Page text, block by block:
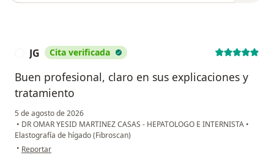
JG Cita verificada
Buen profesional, claro en sus explicaciones y
tratamiento
5 de agosto de 2026
• DR OMAR YESID MARTINEZ CASAS - HEPATOLOGO E INTERNISTA •
Elastografía de hígado (Fibroscan)
• en opinión del usuario JG
Reportar